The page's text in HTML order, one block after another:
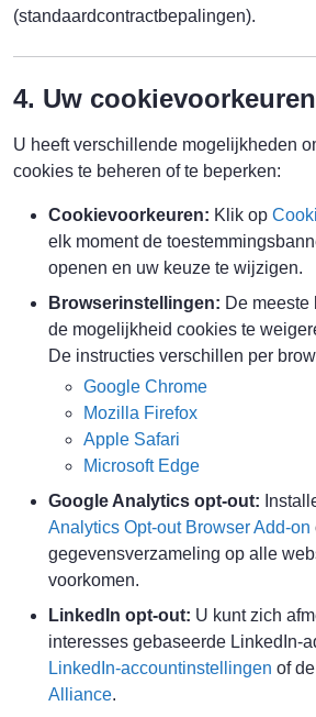
(standaardcontractbepalingen).
4. Uw
U heeft verschillende mogelijkheden
cookies te beheren of te beperken:
Cookievoorkeuren: Klik op
elk moment de
openen en uw keuze te wijzigen.
Browserinstellingen: De meeste
de mogelijkheid cookies te
De instructies verschillen per
Google Chrome
Mozilla Firefox
Apple Safari
Microsoft Edge
Google Analytics opt-out:
Analytics Opt-out Browser Add-on
gegevensverzameling op alle
voorkomen.
LinkedIn opt-out: U kunt zich
interesses gebaseerde LinkedIn-
LinkedIn-accountinstellingen of de
Alliance.